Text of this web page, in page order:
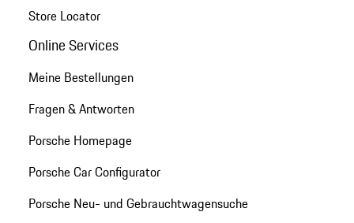
Store Locator
Online Services
Meine Bestellungen
Fragen & Antworten
Porsche Homepage
Porsche Car Configurator
Porsche Neu- und Gebrauchtwagensuche